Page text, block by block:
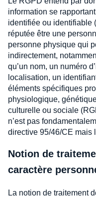
information se
identifiée ou identifiable
réputée être une
personne physique qui
indirectement,
qu’un nom, un numéro
localisation, un
éléments spécifiques
physiologique,
culturelle ou sociale
n’est pas
directive 95/46/CE mais
Notion de
caractère
La notion de traitement